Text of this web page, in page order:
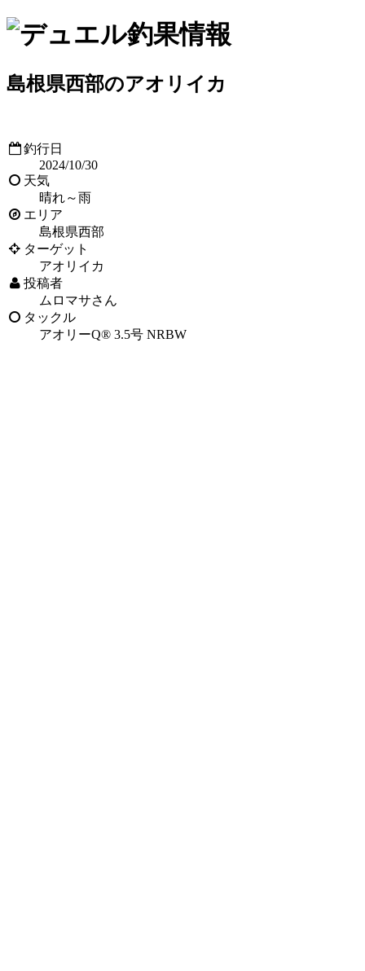
島根県西部のアオリイカ
釣行日
2024/10/30
天気
晴れ～雨
エリア
島根県西部
ターゲット
アオリイカ
投稿者
ムロマサさん
タックル
アオリーQ® 3.5号 NRBW